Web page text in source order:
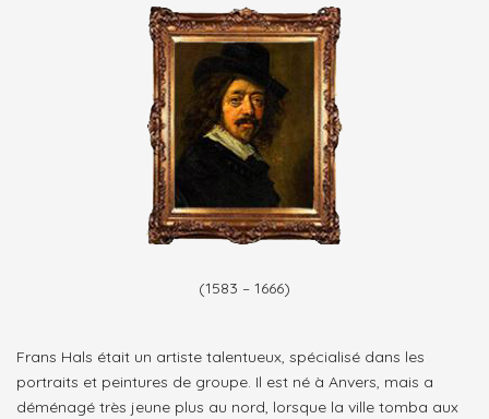
(1583 – 1666)
Frans Hals était un artiste talentueux, spécialisé dans les
portraits et peintures de groupe. Il est né à Anvers, mais a
déménagé très jeune plus au nord, lorsque la ville tomba aux